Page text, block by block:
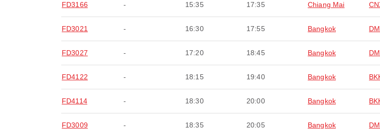
FD3166 - 15:35 17:35 Chiang Mai
FD3021 - 16:30 17:55 Bangkok
FD3027 - 17:20 18:45 Bangkok
FD4122 - 18:15 19:40 Bangkok
FD4114 - 18:30 20:00 Bangkok
FD3009 - 18:35 20:05 Bangkok